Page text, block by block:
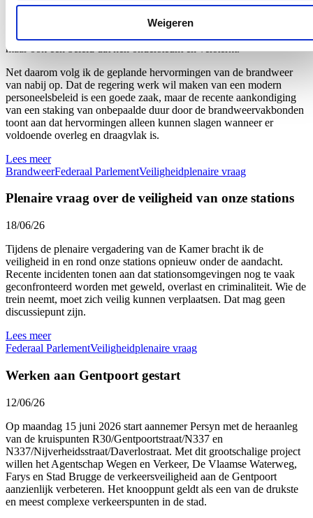
Weigeren
gaat om een woningbrand, een verkeersongeval of een medische
interventie: zij zijn vaak als eersten ter plaatse wanneer mensen hulp
nodig hebben. Dat engagement verdient niet alleen waardering,
maar ook een beleid dat hen ondersteunt en versterkt.
Net daarom volg ik de geplande hervormingen van de brandweer
van nabij op. Dat de regering werk wil maken van een modern
personeelsbeleid is een goede zaak, maar de recente aankondiging
van een staking van onbepaalde duur door de brandweervakbonden
toont aan dat hervormingen alleen kunnen slagen wanneer er
voldoende overleg en draagvlak is.
Lees meer
BrandweerFederaal ParlementVeiligheidplenaire vraag
Plenaire vraag over de veiligheid van onze stations
18/06/26
Tijdens de plenaire vergadering van de Kamer bracht ik de
veiligheid in en rond onze stations opnieuw onder de aandacht.
Recente incidenten tonen aan dat stationsomgevingen nog te vaak
geconfronteerd worden met geweld, overlast en criminaliteit. Wie de
trein neemt, moet zich veilig kunnen verplaatsen. Dat mag geen
discussiepunt zijn.
Lees meer
Federaal ParlementVeiligheidplenaire vraag
Werken aan Gentpoort gestart
12/06/26
Op maandag 15 juni 2026 start aannemer Persyn met de heraanleg
van de kruispunten R30/Gentpoortstraat/N337 en
N337/Nijverheidsstraat/Daverlostraat. Met dit grootschalige project
willen het Agentschap Wegen en Verkeer, De Vlaamse Waterweg,
Farys en Stad Brugge de verkeersveiligheid aan de Gentpoort
aanzienlijk verbeteren. Het knooppunt geldt als een van de drukste
en meest complexe verkeerspunten in de stad.